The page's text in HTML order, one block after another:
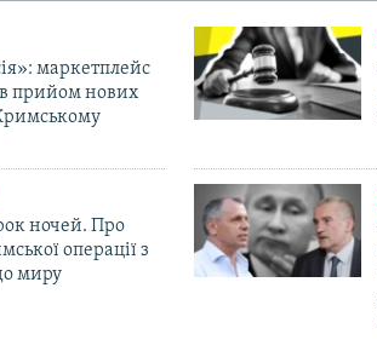
маркетплейс
прийом нових
ночей. Про
операції з
миру